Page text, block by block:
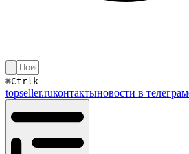
⌘Ctrl k
topseller.ruконтактыновости в